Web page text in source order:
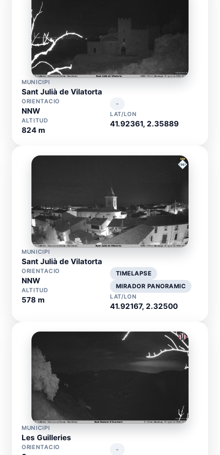
MUNICIPI
Sant Julià de Vilatorta
ORIENTACIO
NNW
ALTITUD
824 m
-
LAT/LON
41.92361, 2.35889
MUNICIPI
Sant Julià de Vilatorta
ORIENTACIO
NNW
ALTITUD
578 m
TIMELAPSE
MIRADOR PANORAMIC
LAT/LON
41.92167, 2.32500
MUNICIPI
Les Guilleries
ORIENTACIO -